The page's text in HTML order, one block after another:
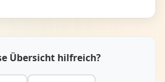
Übersicht hilfreich?